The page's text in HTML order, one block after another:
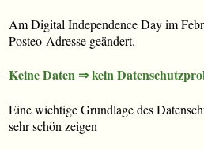
Am Digital Independence Day im
Posteo-Adresse geändert.
Keine Daten ⇒ kein
Eine wichtige Grundlage des
sehr schön zeigen